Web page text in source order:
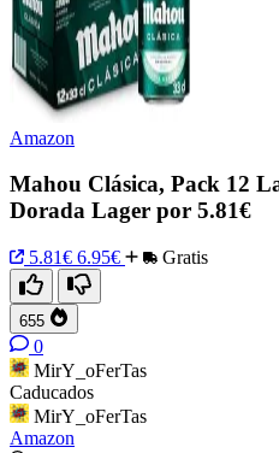
Amazon
Mahou Clásica, Pack 12
Dorada Lager por 5.81€
5.81€ 6.95€ Gratis
655
0
MirY_oFerTas
Caducados
MirY_oFerTas
Amazon